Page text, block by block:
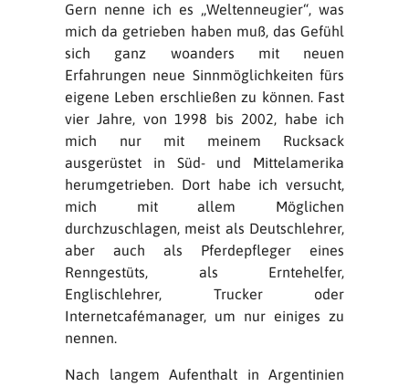
Gern nenne ich es „Weltenneugier“, was
mich da getrieben haben muß, das Gefühl
sich ganz woanders mit neuen
Erfahrungen neue Sinnmöglichkeiten fürs
eigene Leben erschließen zu können. Fast
vier Jahre, von 1998 bis 2002, habe ich
mich nur mit meinem Rucksack
ausgerüstet in Süd- und Mittelamerika
herumgetrieben. Dort habe ich versucht,
mich mit allem Möglichen
durchzuschlagen, meist als Deutschlehrer,
aber auch als Pferdepfleger eines
Renngestüts, als Erntehelfer,
Englischlehrer, Trucker oder
Internetcafémanager, um nur einiges zu
nennen.
Nach langem Aufenthalt in Argentinien